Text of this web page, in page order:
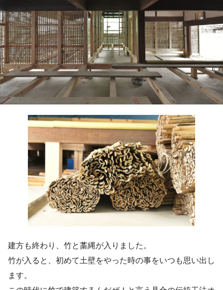
建方も終わり、竹と藁縄が入りました。
竹が入ると、初めて土壁をやった時の事をいつも思い出し
ます。